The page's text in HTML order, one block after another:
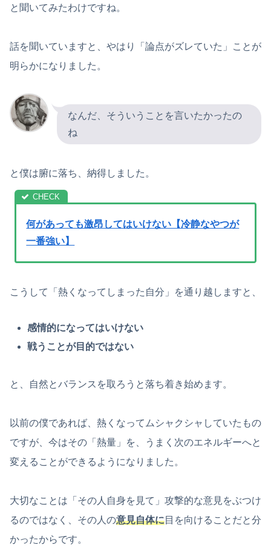
と聞いてみたわけですね。
話を聞いていますと、やはり「論点がズレていた」ことが
明らかになりました。
なんだ、そういうことを言いたかったの
ね
と僕は腑に落ち、納得しました。
何があっても激昂してはいけない【冷静なやつが
一番強い】
こうして「熱くなってしまった自分」を通り越しますと、
感情的になってはいけない
戦うことが目的ではない
と、自然とバランスを取ろうと落ち着き始めます。
以前の僕であれば、熱くなってムシャクシャしていたもの
ですが、今はその「熱量」を、うまく次のエネルギーへと
変えることができるようになりました。
大切なことは「その人自身を見て」攻撃的な意見をぶつけ
るのではなく、その人の意見自体に目を向けることだと分
かったからです。